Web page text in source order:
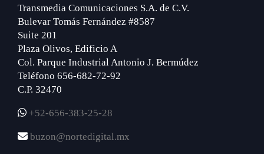
Transmedia Comunicaciones S.A. de C.V.
Bulevar Tomás Fernández #8587
Suite 201
Plaza Olivos, Edificio A
Col. Parque Industrial Antonio J. Bermúdez
Teléfono 656-682-72-92
C.P. 32470
+52-656-383-25-28
buzon@nortedigital.mx